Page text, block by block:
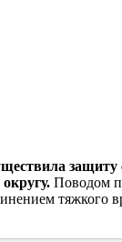
защиту
Поводом
тяжкого